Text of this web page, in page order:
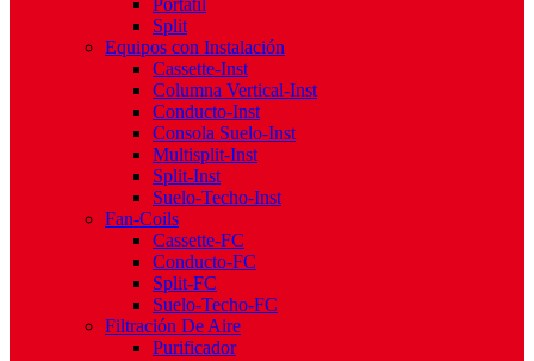
Portátil
Split
Equipos con Instalación
Cassette-Inst
Columna Vertical-Inst
Conducto-Inst
Consola Suelo-Inst
Multisplit-Inst
Split-Inst
Suelo-Techo-Inst
Fan-Coils
Cassette-FC
Conducto-FC
Split-FC
Suelo-Techo-FC
Filtración De Aire
Purificador